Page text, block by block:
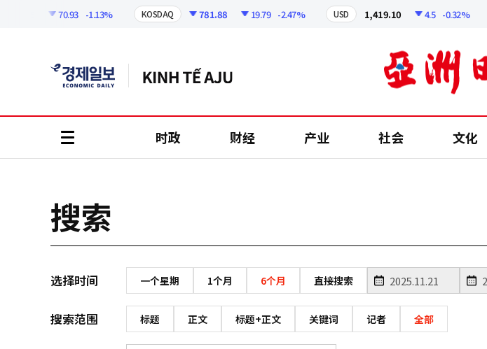
70.93 -1.13% KOSDAQ 781.88 19.79 -2.47% USD 1,419.10 4.5 -0.32%
时政 财经 产业 社会 文化
搜索
选择时间 一个星期 1个月 6个月 直接搜索
搜索范围 标题 正文 标题+正文 关键词 记者 全部